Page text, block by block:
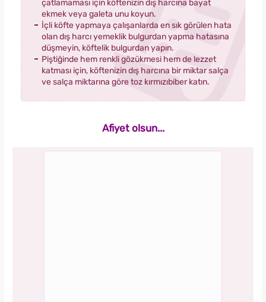
çatlamaması için köftenizin dış harcına bayat
ekmek veya galeta unu koyun.
İçli köfte yapmaya çalışanlarda en sık görülen hata
olan dış harcı yemeklik bulgurdan yapma hatasına
düşmeyin, köftelik bulgurdan yapın.
Piştiğinde hem renkli gözükmesi hem de lezzet
katması için, köftenizin dış harcına bir miktar salça
ve salça miktarına göre toz kırmızıbiber katın.
Afiyet olsun...